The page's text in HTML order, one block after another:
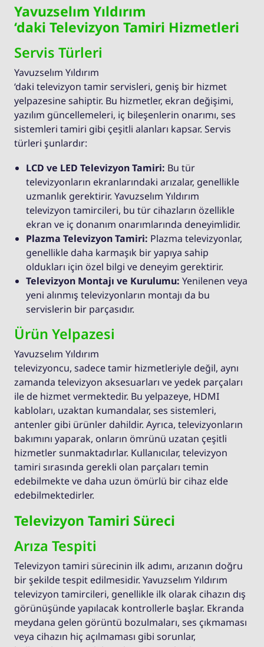
Yavuzselım Yıldırım
‘daki Televizyon Tamiri Hizmetleri
Servis Türleri
Yavuzselım Yıldırım
‘daki televizyon tamir servisleri, geniş bir hizmet
yelpazesine sahiptir. Bu hizmetler, ekran değişimi,
yazılım güncellemeleri, iç bileşenlerin onarımı, ses
sistemleri tamiri gibi çeşitli alanları kapsar. Servis
türleri şunlardır:
LCD ve LED Televizyon Tamiri: Bu tür
televizyonların ekranlarındaki arızalar, genellikle
uzmanlık gerektirir. Yavuzselım Yıldırım
televizyon tamircileri, bu tür cihazların özellikle
ekran ve iç donanım onarımlarında deneyimlidir.
Plazma Televizyon Tamiri: Plazma televizyonlar,
genellikle daha karmaşık bir yapıya sahip
oldukları için özel bilgi ve deneyim gerektirir.
Televizyon Montajı ve Kurulumu: Yenilenen veya
yeni alınmış televizyonların montajı da bu
servislerin bir parçasıdır.
Ürün Yelpazesi
Yavuzselım Yıldırım
televizyoncu, sadece tamir hizmetleriyle değil, aynı
zamanda televizyon aksesuarları ve yedek parçaları
ile de hizmet vermektedir. Bu yelpazeye, HDMI
kabloları, uzaktan kumandalar, ses sistemleri,
antenler gibi ürünler dahildir. Ayrıca, televizyonların
bakımını yaparak, onların ömrünü uzatan çeşitli
hizmetler sunmaktadırlar. Kullanıcılar, televizyon
tamiri sırasında gerekli olan parçaları temin
edebilmekte ve daha uzun ömürlü bir cihaz elde
edebilmektedirler.
Televizyon Tamiri Süreci
Arıza Tespiti
Televizyon tamiri sürecinin ilk adımı, arızanın doğru
bir şekilde tespit edilmesidir. Yavuzselım Yıldırım
televizyon tamircileri, genellikle ilk olarak cihazın dış
görünüşünde yapılacak kontrollerle başlar. Ekranda
meydana gelen görüntü bozulmaları, ses çıkmaması
veya cihazın hiç açılmaması gibi sorunlar,